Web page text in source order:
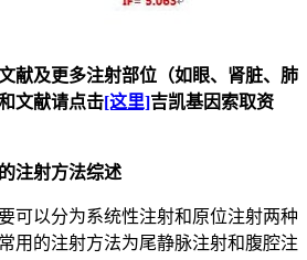
献及更多注射部位（如眼、肾脏、肺
文献请点击[这里]吉凯基因索取资
注射方法综述
可以分为系统性注射和原位注射两种
用的注射方法为尾静脉注射和腹腔注